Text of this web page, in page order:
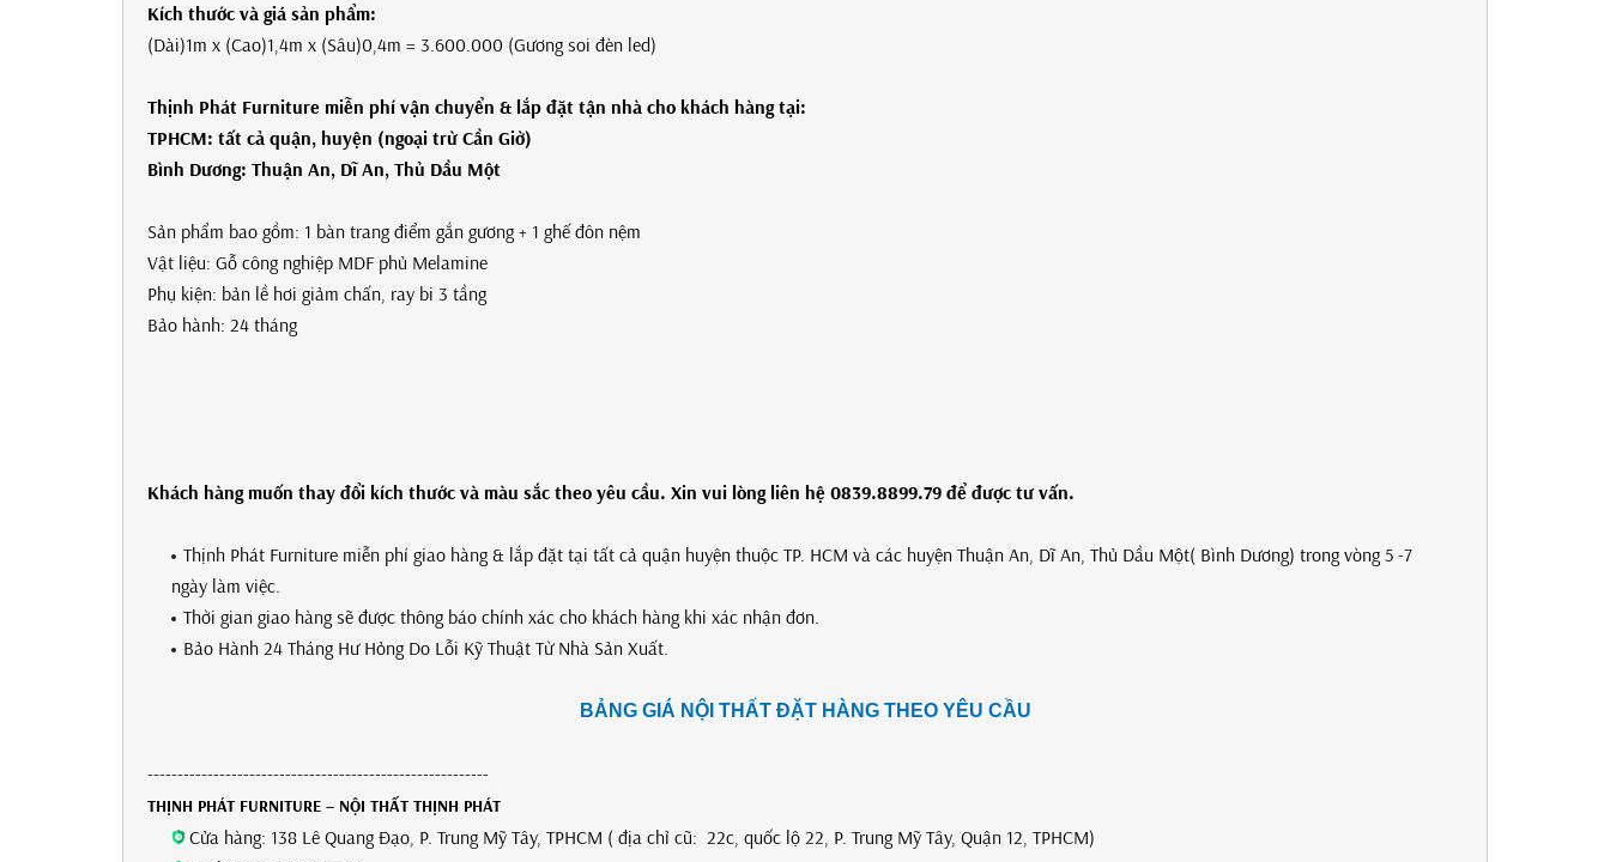
Kích thước và giá sản phẩm:
(Dài)1m x (Cao)1,4m x (Sâu)0,4m = 3.600.000 (Gương soi đèn led)
Thịnh Phát Furniture miễn phí vận chuyển & lắp đặt tận nhà cho khách hàng tại:
TPHCM: tất cả quận, huyện (ngoại trừ Cần Giờ)
Bình Dương: Thuận An, Dĩ An, Thủ Dầu Một
Sản phẩm bao gồm: 1 bàn trang điểm gắn gương + 1 ghế đôn nệm
Vật liệu: Gỗ công nghiệp MDF phủ Melamine
Phụ kiện: bản lề hơi giảm chấn, ray bi 3 tầng
Bảo hành: 24 tháng
Khách hàng muốn thay đổi kích thước và màu sắc theo yêu cầu. Xin vui lòng liên hệ 0839.8899.79 để được tư vấn.
Thịnh Phát Furniture miễn phí giao hàng & lắp đặt tại tất cả quận huyện thuộc TP. HCM và các huyện Thuận An, Dĩ An, Thủ Dầu Một( Bình Dương) trong vòng 5 -7
ngày làm việc.
Thời gian giao hàng sẽ được thông báo chính xác cho khách hàng khi xác nhận đơn.
Bảo Hành 24 Tháng Hư Hỏng Do Lỗi Kỹ Thuật Từ Nhà Sản Xuất.
BẢNG GIÁ NỘI THẤT ĐẶT HÀNG THEO YÊU CẦU
---------------------------------------------------------
THỊNH PHÁT FURNITURE – NỘI THẤT THỊNH PHÁT
Cửa hàng: 138 Lê Quang Đạo, P. Trung Mỹ Tây, TPHCM ( địa chỉ cũ: 22c, quốc lộ 22, P. Trung Mỹ Tây, Quận 12, TPHCM)